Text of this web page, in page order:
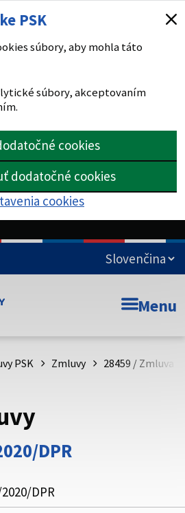
PSK
súbory, aby mohla táto
súbory, akceptovaním
cookies
dodatočné cookies
cookies
stránka Prešovského
uistite, že zdieľate informácie iba
stránku. Zabezpečená stránka
názvom domény webového sídla.
Menu
PSK Zmluvy 28459 / Zmluva
DPR
DPR